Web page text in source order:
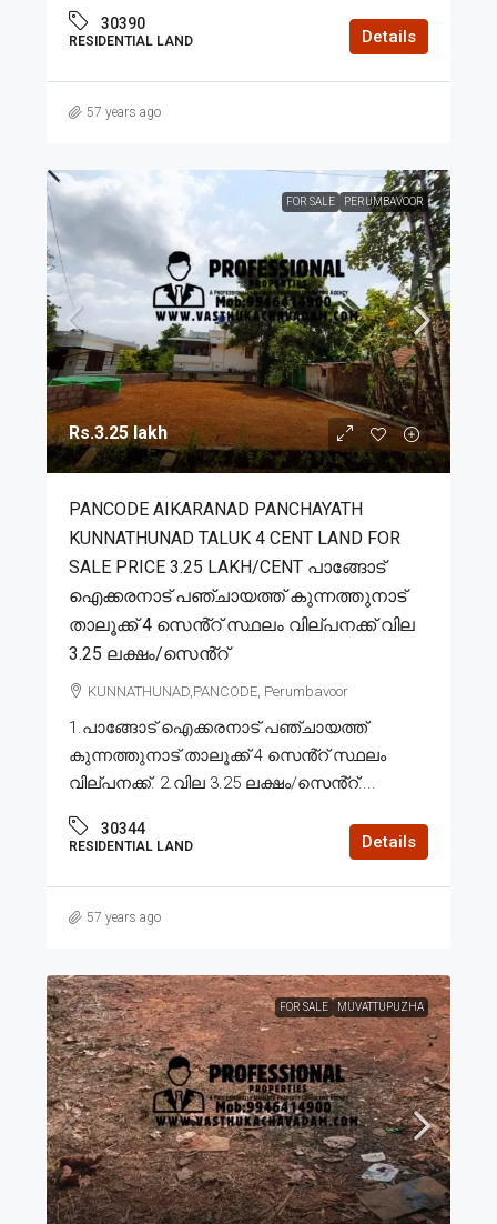
30390
RESIDENTIAL LAND Details
57 years ago
FOR SALE PERUMBAVOOR
Rs.3.25 lakh
PANCODE AIKARANAD PANCHAYATH
KUNNATHUNAD TALUK 4 CENT LAND FOR
SALE PRICE 3.25 LAKH/CENT പാങ്ങോട്
ഐക്കരനാട് പഞ്ചായത്ത് കുന്നത്തുനാട്
താലൂക്ക് 4 സെൻ്റ് സ്ഥലം വില്പനക്ക് വില
3.25 ലക്ഷം/സെൻ്റ്
KUNNATHUNAD,PANCODE, Perumbavoor
1.പാങ്ങോട് ഐക്കരനാട് പഞ്ചായത്ത്
കുന്നത്തുനാട് താലൂക്ക് 4 സെൻ്റ് സ്ഥലം
വില്പനക്ക്. 2.വില 3.25 ലക്ഷം/സെൻ്റ്....
30344
RESIDENTIAL LAND Details
57 years ago
FOR SALE MUVATTUPUZHA